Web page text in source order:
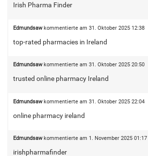
Irish Pharma Finder
Edmundsawkommentierte am 31. Oktober 2025 12:38
top-rated pharmacies in Ireland
Edmundsawkommentierte am 31. Oktober 2025 20:50
trusted online pharmacy Ireland
Edmundsawkommentierte am 31. Oktober 2025 22:04
online pharmacy ireland
Edmundsawkommentierte am 1. November 2025 01:17
irishpharmafinder